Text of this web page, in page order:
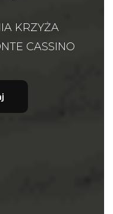
KRZYŻA
CASSINO